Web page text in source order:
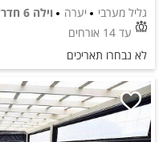
גליל מערבי יערה
וילה 6 חדרים
עד 14 אורחים
לא נבחרו תאריכים